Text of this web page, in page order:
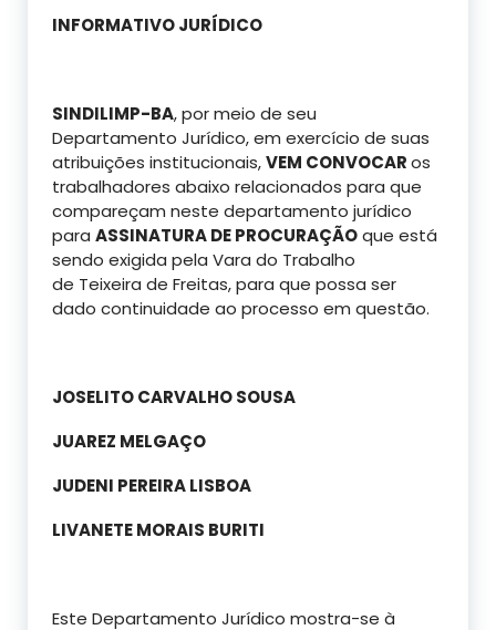
INFORMATIVO JURÍDICO
SINDILIMP-BA, por meio de seu
Departamento Jurídico, em exercício de suas
atribuições institucionais,VEM CONVOCARos
trabalhadores abaixo relacionados para que
compareçam neste departamento jurídico
para ASSINATURA DE PROCURAÇÃOque está
sendo exigida pela Vara do Trabalho
de Teixeira de Freitas, para que possa ser
dado continuidade ao processo em questão.
JOSELITO CARVALHO SOUSA
JUAREZ MELGAÇO
JUDENI PEREIRA LISBOA
LIVANETE MORAIS BURITI
Este Departamento Jurídico mostra-se à